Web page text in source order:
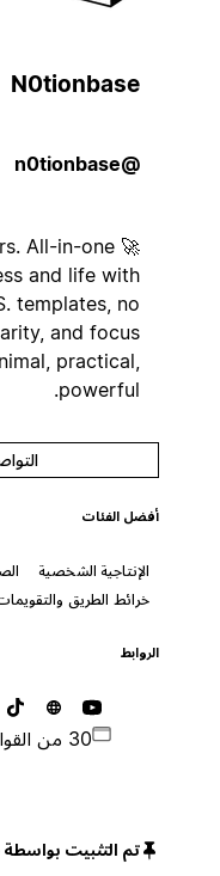
N0tionbase
All-in-one
and life with
B.S. templates, no
clarity, and focus
Minimal, practical,
powerful.
التواصل
أفضل الفئات
الإنتاجية الشخصية
الصحة
خرائط الطريق والتقويمات
تم التثبيت بواسطة N0tionbase